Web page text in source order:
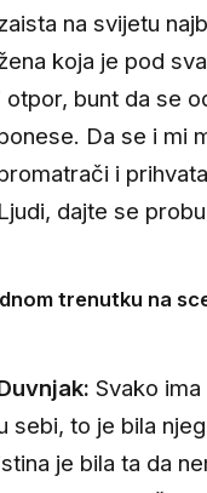
na svijetu
koja je pod
otpor, bunt da se
Da se i mi
i
Ljudi, dajte se
trenutku na
Svako
sebi, to je bila
je bila ta da